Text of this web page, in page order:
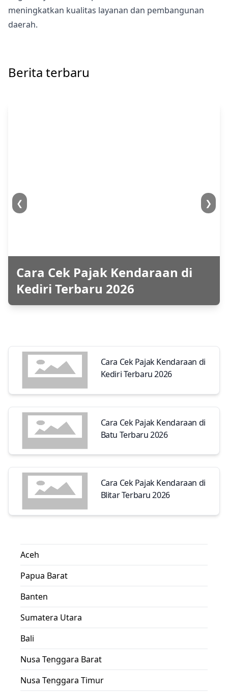
meningkatkan kualitas layanan dan pembangunan
daerah.
Berita terbaru
Cara Cek Pajak Kendaraan di
Kediri Terbaru 2026
❮ ❯
Cara Cek Pajak Kendaraan di
Kediri Terbaru 2026
Cara Cek Pajak Kendaraan di
Batu Terbaru 2026
Cara Cek Pajak Kendaraan di
Blitar Terbaru 2026
Aceh
Papua Barat
Banten
Sumatera Utara
Bali
Nusa Tenggara Barat
Nusa Tenggara Timur